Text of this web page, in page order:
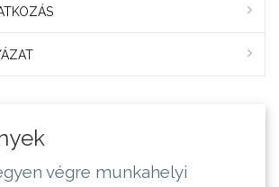
végre munkahelyi